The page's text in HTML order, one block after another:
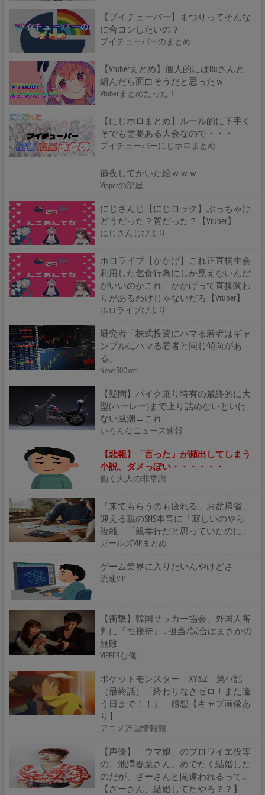
【ブイチューバー】まつりってそんな
に合コンしたいの？
ブイチューバーのまとめ
【Vtuberまとめ】個人的にはRuさんと
組んだら面白そうだと思ったｗ
Vtuberまとめたった！
【にじホロまとめ】ルール的に下手く
そでも需要ある大会なので・・・
ブイチューバーにじホロまとめ
徹夜してかいた絵ｗｗｗ
Vipperの部屋
にじさんじ【にじロック】ぶっちゃけ
どうだった？質だった？【Vtuber】
にじさんじびより
ホロライブ【かかげ】これ正直桐生会
利用した乞食行為にしか見えないんだ
がいいのかこれ かかげって直接関わ
りがあるわけじゃないだろ【Vtuber】
ホロライブびより
研究者「株式投資にハマる若者はギャ
ンブルにハマる若者と同じ傾向があ
る」
News30Over
【疑問】バイク乗り特有の最終的に大
型(ハーレー)まで上り詰めないといけ
ない風潮←これ
いろんなニュース速報
【悲報】「言った」が頻出してしまう
小説、ダメっぽい・・・・・・
働く大人の非常識
「来てもらうのも疲れる」お盆帰省、
迎える親のSNS本音に「寂しいのやら
複雑」「親孝行だと思っていたのに」
ガールズVIPまとめ
ゲーム業界に入りたいんやけどさ
流速VIP
【衝撃】韓国サッカー協会、外国人審
判に「性接待」…担当7試合はまさかの
無敗
VIPPERな俺
ポケットモンスター XY&Z 第47話
（最終話）「終わりなきゼロ！また逢
う日まで！！」 感想【キャプ画像あ
り】
アニメ万国情報館
【声優】「ウマ娘」のブロワイエ役等
の、池澤春菜さん。めでたく結婚した
のだが、ざーさんと間違われるって…
【ざーさん、結婚してたやろ？？】